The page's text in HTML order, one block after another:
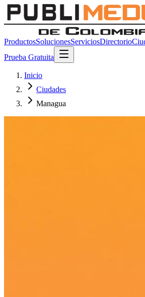
ProductosSolucionesServiciosDirectorio
Prueba Gratuita
Inicio
Ciudades
Managua